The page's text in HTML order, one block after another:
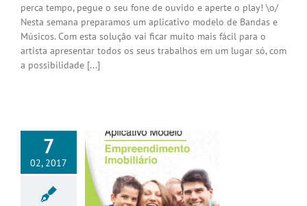
perca tempo, pegue o seu fone de ouvido e aperte o play! \o/
Nesta semana preparamos um aplicativo modelo de Bandas e
Músicos. Com esta solução vai ficar muito mais fácil para o
artista apresentar todos os seus trabalhos em um lugar só, com
a possibilidade [...]
7
02, 2017
ideal para